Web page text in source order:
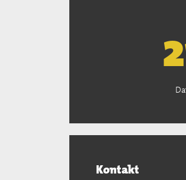
Kontakt